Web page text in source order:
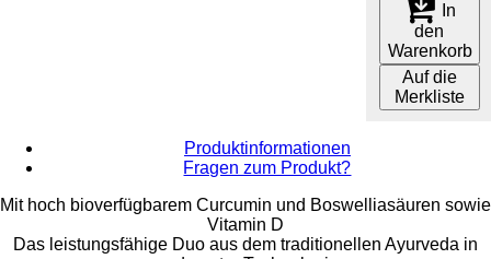
In
den
Warenkorb
Auf die
Merkliste
Produktinformationen
Fragen zum Produkt?
Mit hoch bioverfügbarem Curcumin und Boswelliasäuren sowie
Vitamin D
Das leistungsfähige Duo aus dem traditionellen Ayurveda in